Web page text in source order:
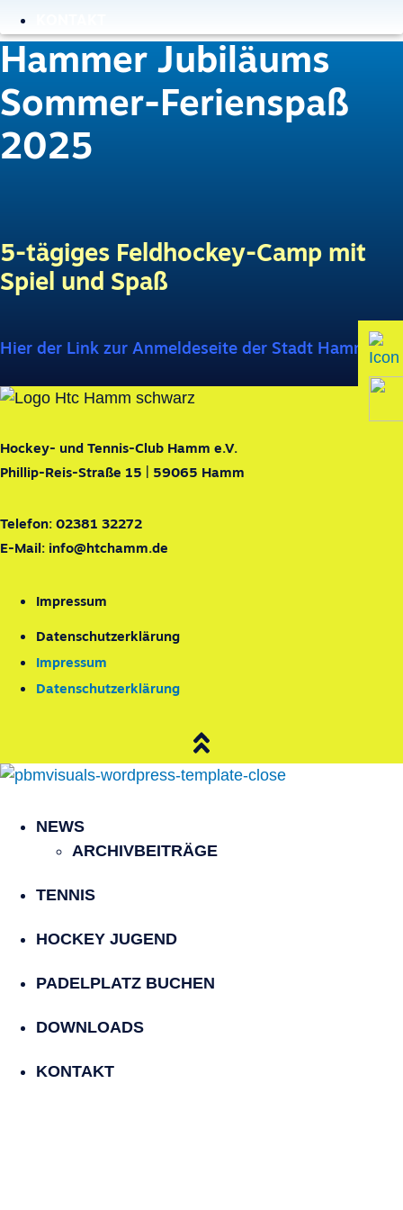
Hammer Jubiläums
Sommer-Ferienspaß
2025
5-tägiges Feldhockey-Camp mit
Spiel und Spaß
Hier der Link zur Anmeldeseite der Stadt Hamm
Hockey- und Tennis-Club Hamm e.V.
Phillip-Reis-Straße 15 | 59065 Hamm
Telefon: 02381 32272
E-Mail: info@htchamm.de
Impressum
Datenschutzerklärung
Impressum
Datenschutzerklärung
NEWS
ARCHIVBEITRÄGE
TENNIS
HOCKEY JUGEND
PADELPLATZ BUCHEN
DOWNLOADS
KONTAKT